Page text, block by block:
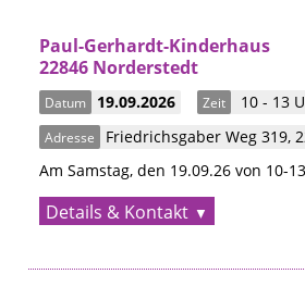
Paul-Gerhardt-Kinderhaus
22846 Norderstedt
Datum 19.09.2026 Zeit 10 - 13
Adresse Friedrichsgaber Weg 319,
Am Samstag, den 19.09.26 von
Details & Kontakt